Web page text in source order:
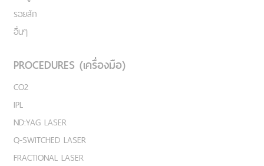
รอยสัก
อื่นๆ
PROCEDURES (เครื่องมือ)
CO2
IPL
ND:YAG LASER
Q-SWITCHED LASER
FRACTIONAL LASER